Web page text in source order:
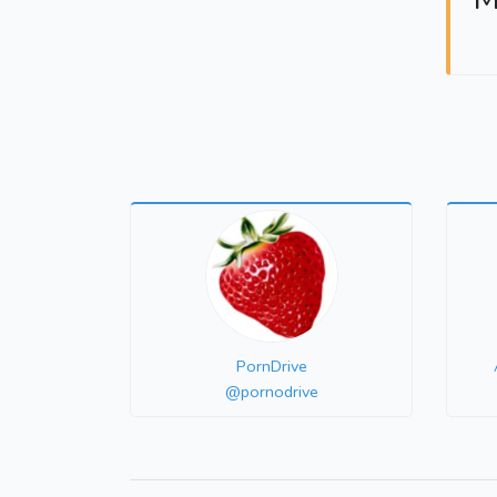
PornDrive
@pornodrive